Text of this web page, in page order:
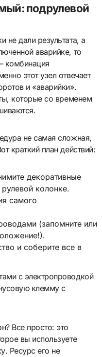
подрулевой
не дали результата, а
аварийке, то
комбинация
этот узел отвечает
и «аварийки».
которые со временем
не самая сложная,
краткий план действий:
декоративные
колонке.
самого
(запомните или
и соберите все в
с электропроводкой
клемму с
Все просто: это
вы используете
Ресурс его не